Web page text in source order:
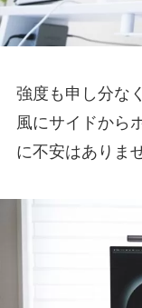
強度も申し分な
風にサイドから
に不安はありま